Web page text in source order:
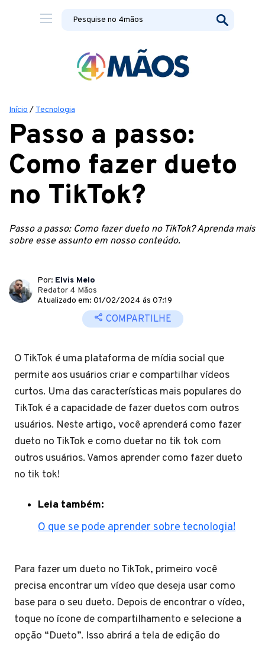
Início / Tecnologia
Passo a passo:
Como fazer dueto
no TikTok?
Passo a passo: Como fazer dueto no TikTok? Aprenda mais
sobre esse assunto em nosso conteúdo.
Por: Elvis Melo
Redator 4 Mãos
Atualizado em: 01/02/2024 ás 07:19
COMPARTILHE
O TikTok é uma plataforma de mídia social que
permite aos usuários criar e compartilhar vídeos
curtos. Uma das características mais populares do
TikTok é a capacidade de fazer duetos com outros
usuários. Neste artigo, você aprenderá como fazer
dueto no TikTok e como duetar no tik tok com
outros usuários. Vamos aprender como fazer dueto
no tik tok!
Leia também:
O que se pode aprender sobre tecnologia!
Para fazer um dueto no TikTok, primeiro você
precisa encontrar um vídeo que deseja usar como
base para o seu dueto. Depois de encontrar o vídeo,
toque no ícone de compartilhamento e selecione a
opção “Dueto”. Isso abrirá a tela de edição do